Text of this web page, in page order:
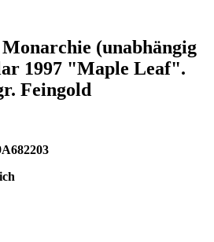
(unabhängig
1997 "Maple Leaf".
Feingold